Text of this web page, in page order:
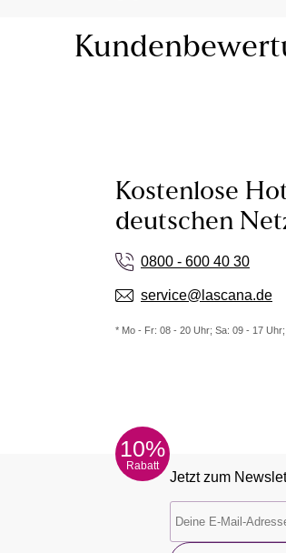
Kostenlose
deutschen
0800 - 600 40 30
service@lascana.de
* Mo - Fr: 08 - 20 Uhr; Sa: 09 - 17 Uhr;
10%
Rabatt
Jetzt zum